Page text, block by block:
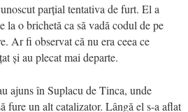
parțial tentativa de furt. El a
la o brichetă ca să vadă codul de pe
Ar fi observat că nu era ceea ce
și au plecat mai departe.
ajuns în Suplacu de Tinca, unde
fure un alt catalizator. Lângă el s-a aflat